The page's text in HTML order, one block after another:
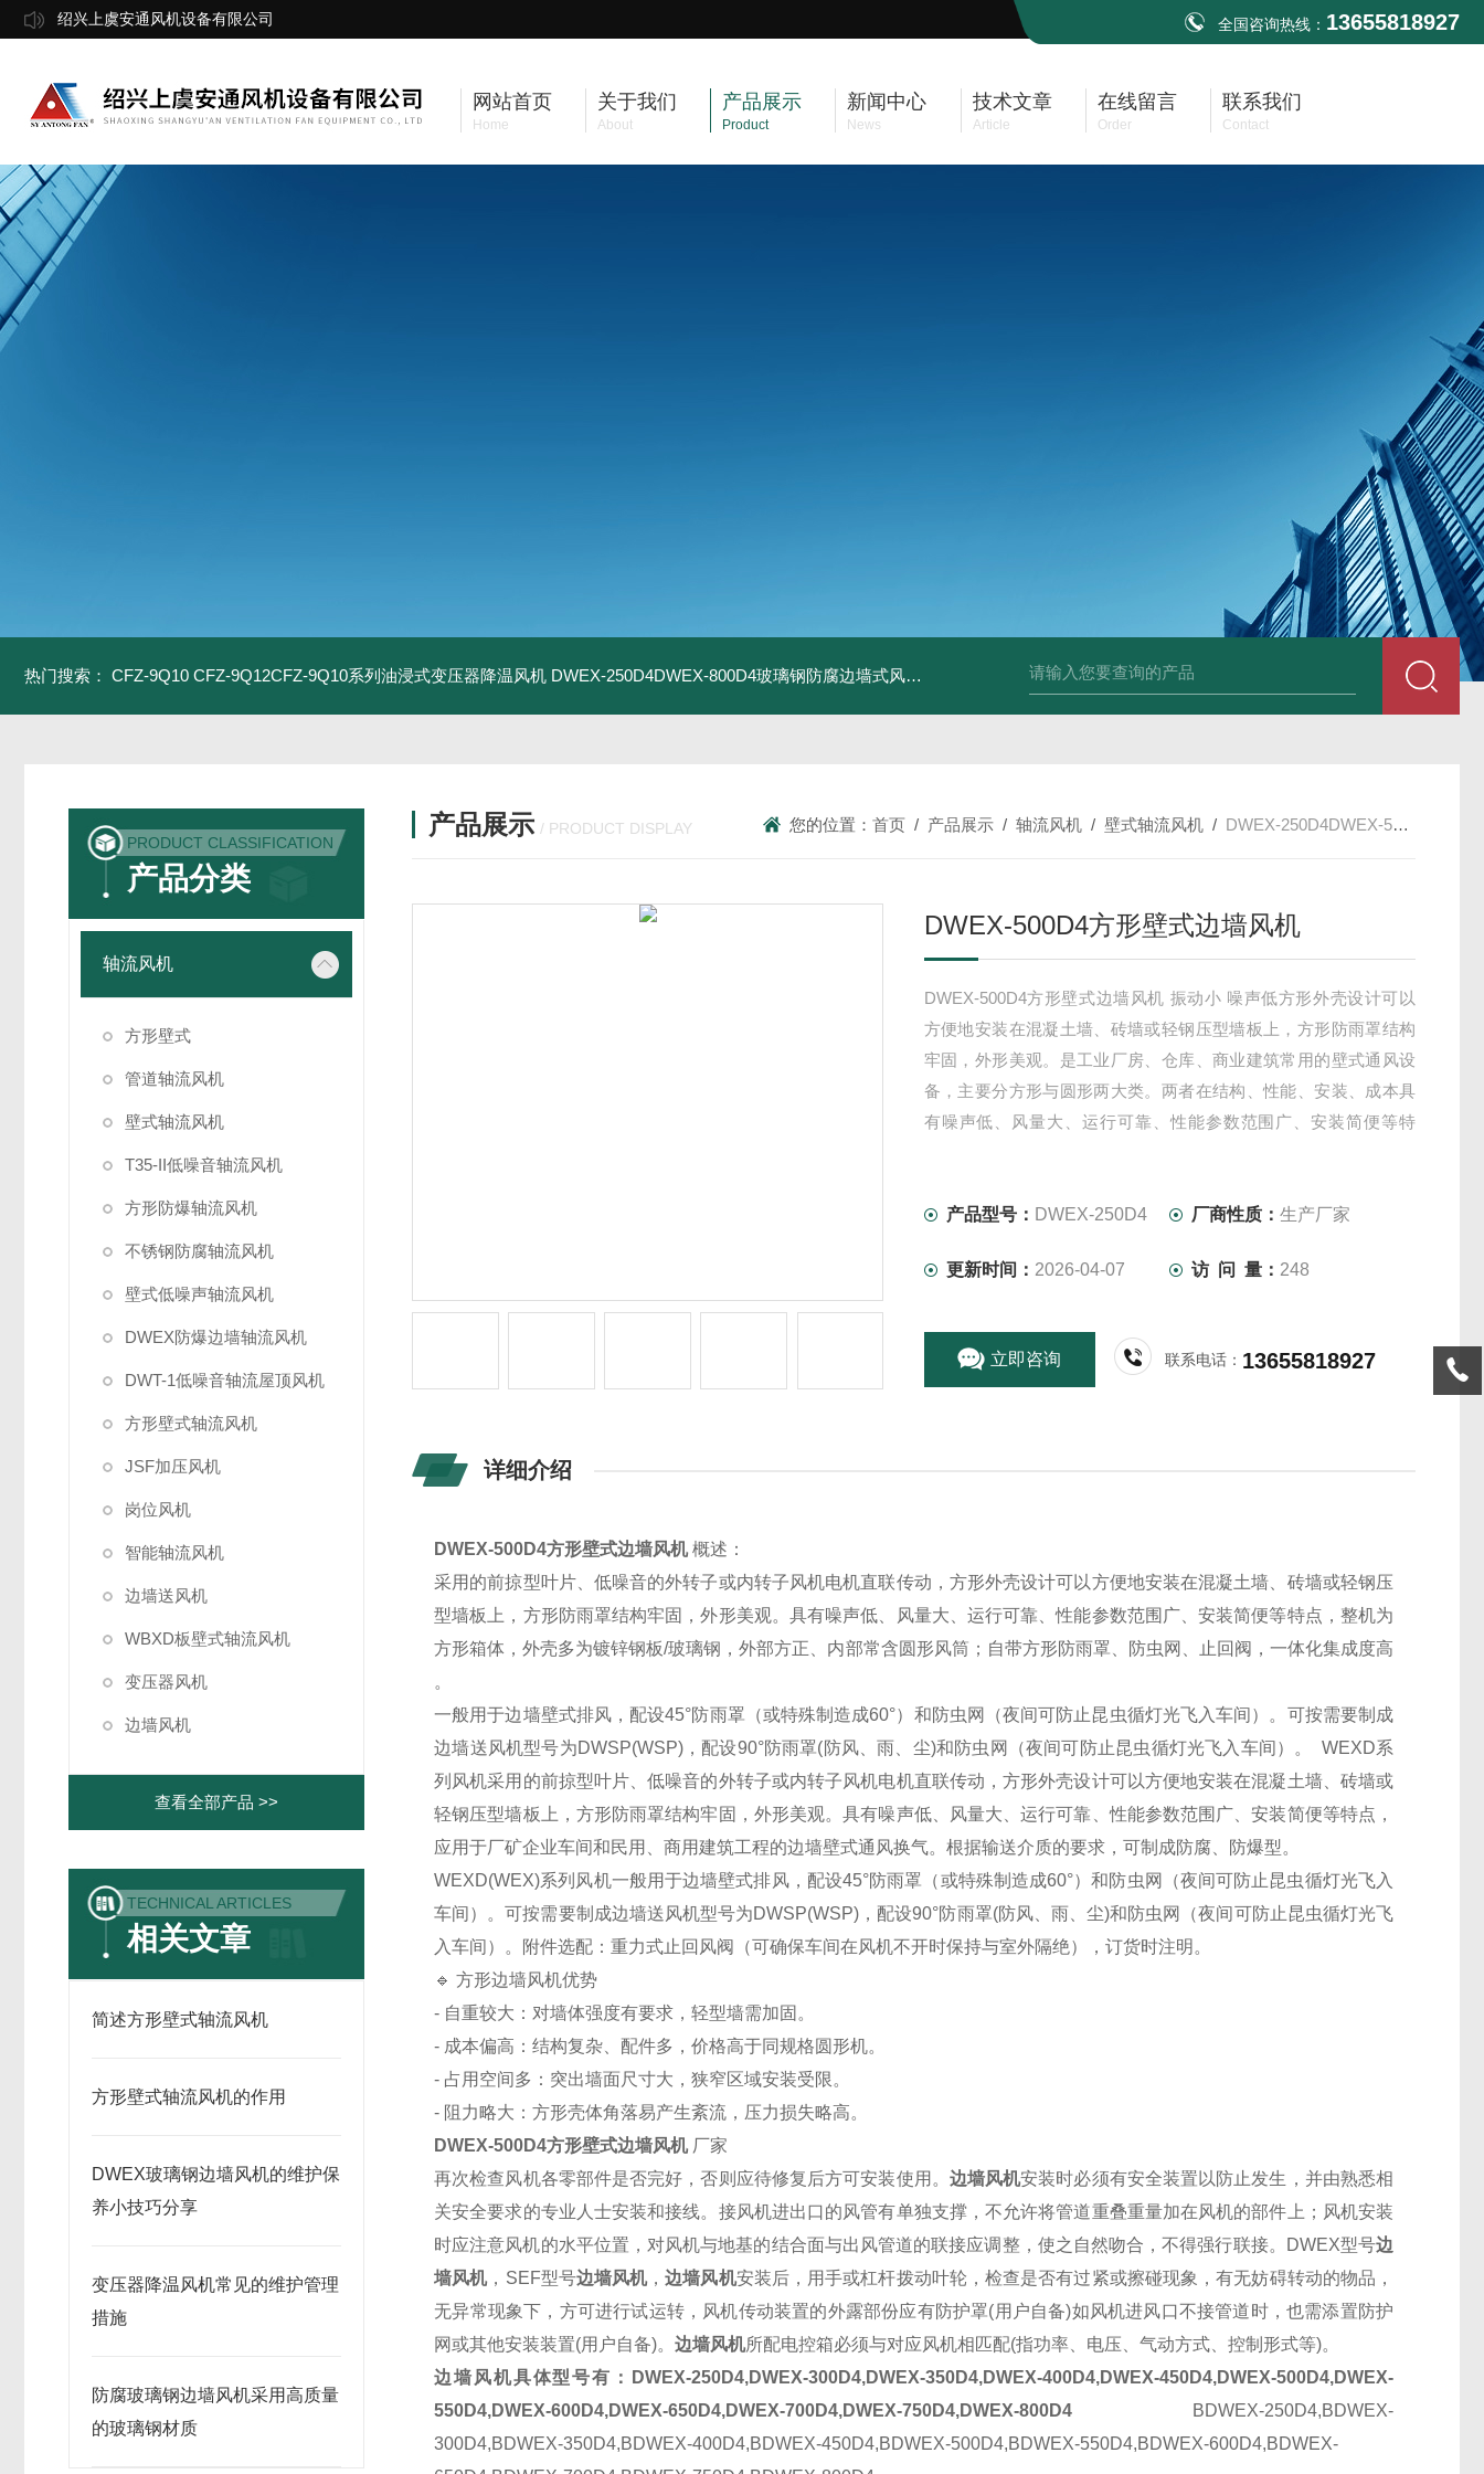
绍兴上虞安通风机设备有限公司 全国咨询热线： 13655818927
网站首页
Home
关于我们
About
产品展示
Product
新闻中心
News
技术文章
Article
在线留言
Order
联系我们
Contact
热门搜索： CFZ-9Q10 CFZ-9Q12CFZ-9Q10系列油浸式变压器降温风机 DWEX-250D4DWEX-800D4玻璃钢防腐边墙式风机 BDWEX-250EXDWEX-500D4边墙风机大风量低噪排风机 CFZ-9Q10 CFZ-
PRODUCT CLASSIFICATION
产品分类
轴流风机
方形壁式
管道轴流风机
壁式轴流风机
T35-II低噪音轴流风机
方形防爆轴流风机
不锈钢防腐轴流风机
壁式低噪声轴流风机
DWEX防爆边墙轴流风机
DWT-1低噪音轴流屋顶风机
方形壁式轴流风机
JSF加压风机
岗位风机
智能轴流风机
边墙送风机
WBXD板壁式轴流风机
变压器风机
边墙风机
查看全部产品 >>
TECHNICAL ARTICLES
相关文章
简述方形壁式轴流风机
方形壁式轴流风机的作用
DWEX玻璃钢边墙风机的维护保
养小技巧分享
变压器降温风机常见的维护管理
措施
防腐玻璃钢边墙风机采用高质量
的玻璃钢材质
产品展示 / PRODUCT DISPLAY 您的位置：首页 / 产品展示 /轴流风机 /壁式轴流风机 / DWEX-250D4DWEX-500D4方形壁式边墙风机
DWEX-500D4方形壁式边墙风机
DWEX-500D4方形壁式边墙风机 振动小 噪声低方形外壳设计可以
方便地安装在混凝土墙、砖墙或轻钢压型墙板上，方形防雨罩结构
牢固，外形美观。是工业厂房、仓库、商业建筑常用的壁式通风设
备，主要分方形与圆形两大类。两者在结构、性能、安装、成本具
有噪声低、风量大、运行可靠、性能参数范围广、安装简便等特
产品型号： DWEX-250D4 厂商性质：生产厂家
更新时间： 2026-04-07 访 问 量： 248
立即咨询 联系电话： 13655818927
详细介绍
DWEX-500D4方形壁式边墙风机 概述：
采用的前掠型叶片、低噪音的外转子或内转子风机电机直联传动，方形外壳设计可以方便地安装在混凝土墙、砖墙或轻钢压
型墙板上，方形防雨罩结构牢固，外形美观。具有噪声低、风量大、运行可靠、性能参数范围广、安装简便等特点，整机为
方形箱体，外壳多为镀锌钢板/玻璃钢，外部方正、内部常含圆形风筒；自带方形防雨罩、防虫网、止回阀，一体化集成度高
。
一般用于边墙壁式排风，配设45°防雨罩（或特殊制造成60°）和防虫网（夜间可防止昆虫循灯光飞入车间）。可按需要制成
边墙送风机型号为DWSP(WSP)，配设90°防雨罩(防风、雨、尘)和防虫网（夜间可防止昆虫循灯光飞入车间）。 WEXD系
列风机采用的前掠型叶片、低噪音的外转子或内转子风机电机直联传动，方形外壳设计可以方便地安装在混凝土墙、砖墙或
轻钢压型墙板上，方形防雨罩结构牢固，外形美观。具有噪声低、风量大、运行可靠、性能参数范围广、安装简便等特点，
应用于厂矿企业车间和民用、商用建筑工程的边墙壁式通风换气。根据输送介质的要求，可制成防腐、防爆型。
WEXD(WEX)系列风机一般用于边墙壁式排风，配设45°防雨罩（或特殊制造成60°）和防虫网（夜间可防止昆虫循灯光飞入
车间）。可按需要制成边墙送风机型号为DWSP(WSP)，配设90°防雨罩(防风、雨、尘)和防虫网（夜间可防止昆虫循灯光飞
入车间）。附件选配：重力式止回风阀（可确保车间在风机不开时保持与室外隔绝），订货时注明。
🔹 方形边墙风机优势
- 自重较大：对墙体强度有要求，轻型墙需加固。
- 成本偏高：结构复杂、配件多，价格高于同规格圆形机。
- 占用空间多：突出墙面尺寸大，狭窄区域安装受限。
- 阻力略大：方形壳体角落易产生紊流，压力损失略高。
DWEX-500D4方形壁式边墙风机 厂家
再次检查风机各零部件是否完好，否则应待修复后方可安装使用。 边墙风机安装时必须有安全装置以防止发生，并由熟悉相
关安全要求的专业人士安装和接线。接风机进出口的风管有单独支撑，不允许将管道重叠重量加在风机的部件上；风机安装
时应注意风机的水平位置，对风机与地基的结合面与出风管道的联接应调整，使之自然吻合，不得强行联接。DWEX型号边
墙风机，SEF型号边墙风机，边墙风机安装后，用手或杠杆拨动叶轮，检查是否有过紧或擦碰现象，有无妨碍转动的物品，
无异常现象下，方可进行试运转，风机传动装置的外露部份应有防护罩(用户自备)如风机进风口不接管道时，也需添置防护
网或其他安装装置(用户自备)。边墙风机所配电控箱必须与对应风机相匹配(指功率、电压、气动方式、控制形式等)。
边墙风机具体型号有：DWEX-250D4,DWEX-300D4,DWEX-350D4,DWEX-400D4,DWEX-450D4,DWEX-500D4,DWEX-
550D4,DWEX-600D4,DWEX-650D4,DWEX-700D4,DWEX-750D4,DWEX-800D4
BDWEX-250D4,BDWEX-
300D4,BDWEX-350D4,BDWEX-400D4,BDWEX-450D4,BDWEX-500D4,BDWEX-550D4,BDWEX-600D4,BDWEX-